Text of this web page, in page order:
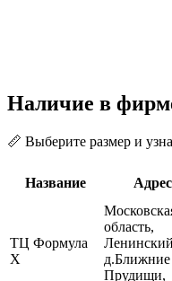
Наличие в
📏 Выберите размер и
Название Адрес
ТЦ Формула
Х
область,
д.Ближние
Прудищи,